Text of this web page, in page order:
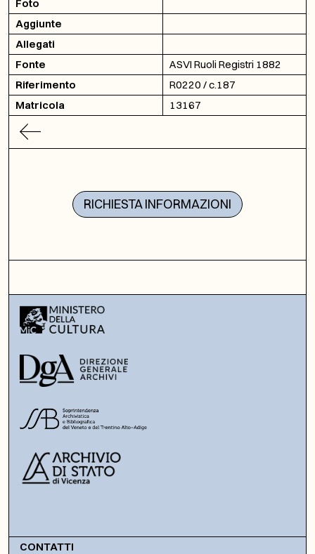
Foto
Aggiunte
Allegati
Fonte
ASVI Ruoli Registri 1882
Riferimento
R0220 / c.187
Matricola
13167
RICHIESTA INFORMAZIONI
CONTATTI